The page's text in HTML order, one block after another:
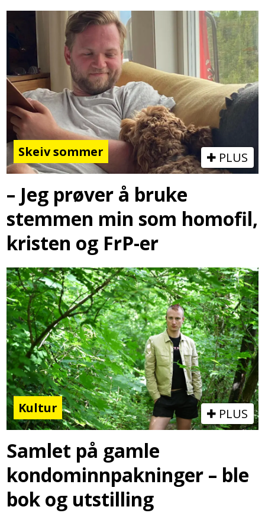
Skeiv sommer PLUS
– Jeg prøver å bruke
stemmen min som homofil,
kristen og FrP-er
Kultur PLUS
Samlet på gamle
kondominnpakninger – ble
bok og utstilling